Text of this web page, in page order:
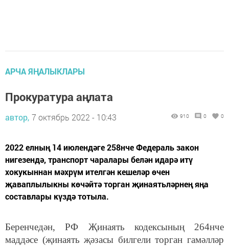
АРЧА ЯҢАЛЫКЛАРЫ
Прокуратура аңлата
автор, 7 октябрь 2022 - 10:43 910 0 0
2022 елның 14 июлендәге 258нче Федераль закон
нигезендә, транспорт чаралары белән идарә итү
хокукыннан мәхрүм ителгән кешеләр өчен
җаваплылыкны көчәйтә торган җинаятьләрнең яңа
составлары күздә тотыла.
Беренчедән, РФ Җинаять кодексының 264нче
маддәсе (җинаять җәзасы билгели торган гамәлләр